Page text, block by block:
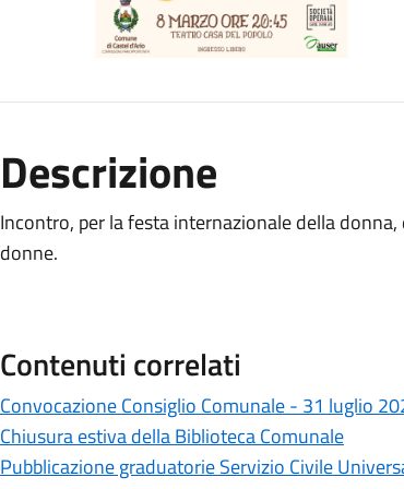
Descrizione
Incontro, per la festa internazionale della
donne.
Contenuti correlati
Convocazione Consiglio Comunale - 31 luglio
Chiusura estiva della Biblioteca Comunale
Pubblicazione graduatorie Servizio Civile